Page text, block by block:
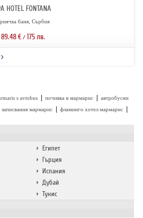
Египет
Гърция
Испания
Дубай
Тунис
HOTEL FONTANA
баня, Сърбия
89.48€/ 175 лв.
s avtobus | почивка в мармарис | автробусни
мармарис | фламинго хотел мармарис |